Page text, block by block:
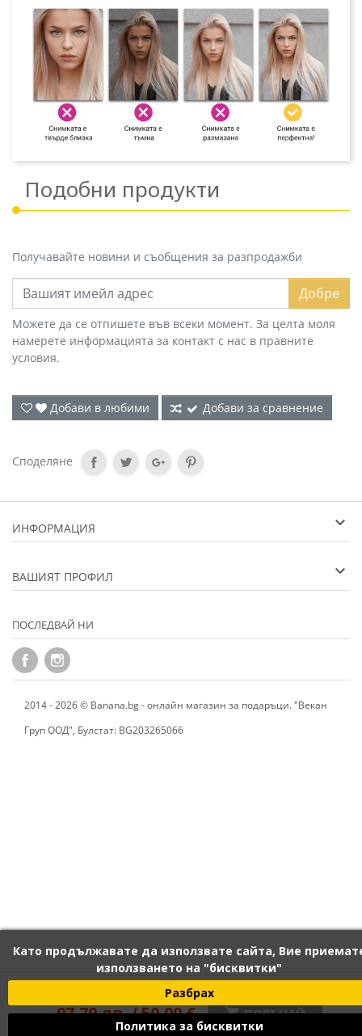
Като продължавате да използвате сайта, Вие
използването на "бисквитки"
Разбрах
Политика за бисквитки
120 лв. / 61,36 €
97,79 лв. / 50,00 €  ПОРЪЧАЙ
Подобни продукти
Получавайте новини и съобщения за разпродажби
Добре
Можете да се отпишете във всеки момент. За целта моля
намерете информацията за контакт с нас в правните
условия.
Добави в любими Добави за сравнение
Споделяне
ИНФОРМАЦИЯ
ВАШИЯТ ПРОФИЛ
ПОСЛЕДВАЙ НИ
2014 - 2026 © Banana.bg - онлайн магазин за подаръци. "Векан
Груп ООД", Булстат: BG203265066